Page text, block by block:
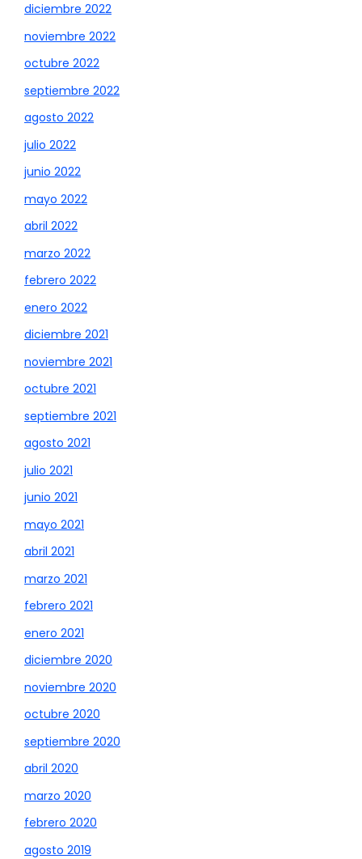
diciembre 2022
noviembre 2022
octubre 2022
septiembre 2022
agosto 2022
julio 2022
junio 2022
mayo 2022
abril 2022
marzo 2022
febrero 2022
enero 2022
diciembre 2021
noviembre 2021
octubre 2021
septiembre 2021
agosto 2021
julio 2021
junio 2021
mayo 2021
abril 2021
marzo 2021
febrero 2021
enero 2021
diciembre 2020
noviembre 2020
octubre 2020
septiembre 2020
abril 2020
marzo 2020
febrero 2020
agosto 2019